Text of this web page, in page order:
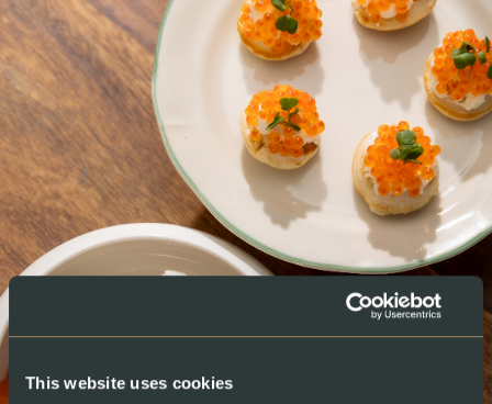
This website uses cookies